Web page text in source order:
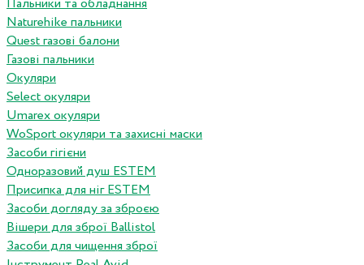
Пальники та обладнання
Naturehike пальники
Quest газові балони
Газові пальники
Окуляри
Select окуляри
Umarex окуляри
WoSport окуляри та захисні маски
Засоби гігієни
Одноразовий душ ESTEM
Присипка для ніг ESTEM
Засоби догляду за зброєю
Вішери для зброї Ballistol
Засоби для чищення зброї